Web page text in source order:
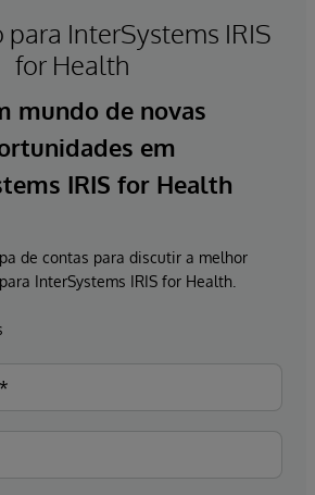
para InterSystems IRIS
for Health
mundo de novas
em
IRIS for Health
de contas para discutir a melhor
InterSystems IRIS for Health.